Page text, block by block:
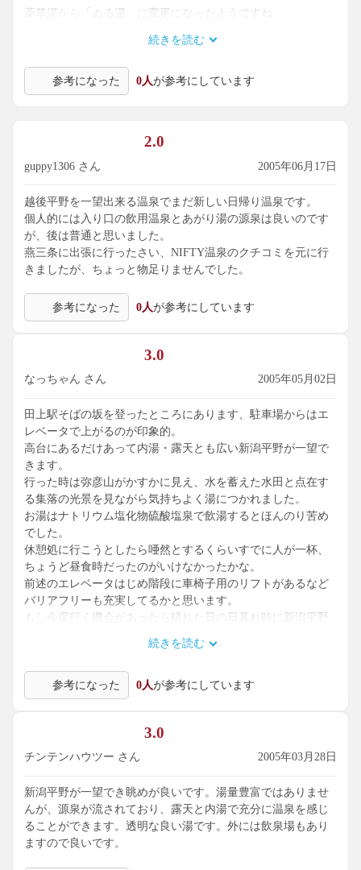
薬草湯から「ぬる湯」に変更になったようですね。
またじっくりつかる事も出来ますね。
続きを読む
参考になった 0人が参考にしています
2.0
guppy1306 さん 2005年06月17日
越後平野を一望出来る温泉でまだ新しい日帰り温泉です。
個人的には入り口の飲用温泉とあがり湯の源泉は良いのです
が、後は普通と思いました。
燕三条に出張に行ったさい、NIFTY温泉のクチコミを元に行
きましたが、ちょっと物足りませんでした。
参考になった 0人が参考にしています
3.0
なっちゃん さん 2005年05月02日
田上駅そばの坂を登ったところにあります、駐車場からはエ
レベータで上がるのが印象的。
高台にあるだけあって内湯・露天とも広い新潟平野が一望で
きます。
行った時は弥彦山がかすかに見え、水を蓄えた水田と点在す
る集落の光景を見ながら気持ちよく湯につかれました。
お湯はナトリウム塩化物硫酸塩泉で飲湯するとほんのり苦め
でした。
休憩処に行こうとしたら唖然とするくらいすでに人が一杯、
ちょうど昼食時だったのがいけなかったかな。
前述のエレベータはじめ階段に車椅子用のリフトがあるなど
バリアフリーも充実してるかと思います。
もし今度行く機会があったら晴れた日の日暮れ時に新潟平野
を見ながら入ってみたい施設です。
続きを読む
参考になった 0人が参考にしています
3.0
チンテンハウツー さん 2005年03月28日
新潟平野が一望でき眺めが良いです。湯量豊富ではありませ
んが、源泉が流されており、露天と内湯で充分に温泉を感じ
ることができます。透明な良い湯です。外には飲泉場もあり
ますので良いです。